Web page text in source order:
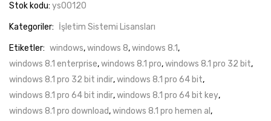
Dijital
Lisans
Anahtarı
adet
Stok kodu: ys00120
Kategoriler: İşletim Sistemi Lisansları
Etiketler: windows,windows 8,windows 8.1,
windows 8.1 enterprise,windows 8.1 pro,windows 8.1 pro 32 bit,
windows 8.1 pro 32 bit indir,windows 8.1 pro 64 bit,
windows 8.1 pro 64 bit indir,windows 8.1 pro 64 bit key,
windows 8.1 pro download,windows 8.1 pro hemen al ,